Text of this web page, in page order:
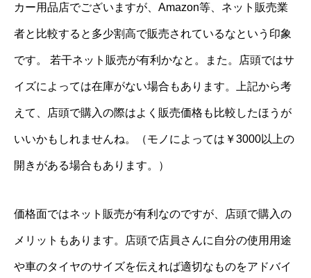
カー用品店でございますが、Amazon等、ネット販売業
者と比較すると多少割高で販売されているなという印象
です。 若干ネット販売が有利かなと。また。店頭ではサ
イズによっては在庫がない場合もあります。上記から考
えて、店頭で購入の際はよく販売価格も比較したほうが
いいかもしれませんね。（モノによっては￥3000以上の
開きがある場合もあります。）
価格面ではネット販売が有利なのですが、店頭で購入の
メリットもあります。店頭で店員さんに自分の使用用途
や車のタイヤのサイズを伝えれば適切なものをアドバイ